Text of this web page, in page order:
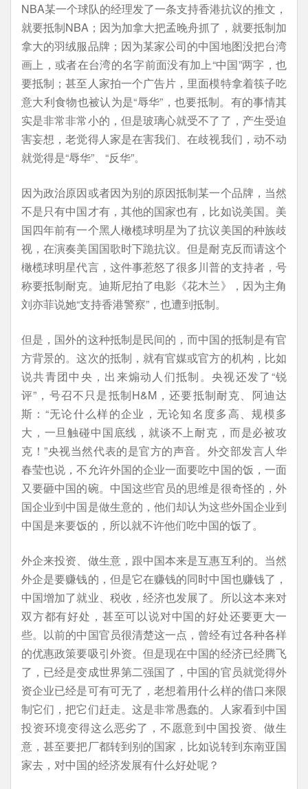
NBA某一个球队的经理发了一条支持香港抗议的推文，
就要抵制NBA；因为加拿大把孟晚舟抓了，就要抵制加
拿大的羽绒服品牌；因为某家公司的中国地图没把台湾
画上，或者在台湾的名字前面没有加上“中国”两字，也
要抵制；甚至人家拍一个广告片，里面模特拿着筷子吃
意大利食物也被认为是“辱华”，也要抵制。有的事情其
实是非常非常小的，但是玻璃心就受不了了，产生受迫
害妄想，老觉得人家是在害我们、在歧视我们，动不动
就觉得是“辱华”、“反华”。
因为政治原因或者因为别的原因抵制某一个品牌，当然
不是只有中国才有，其他的国家也有，比如说美国。美
国四年前有一个黑人橄榄球明星为了抗议美国的种族歧
视，在演奏美国国歌时下跪抗议。但是耐克反而请这个
橄榄球明星代言，这件事惹怒了很多川普的支持者，号
称要抵制耐克。迪斯尼拍了电影《花木兰》，因为主角
刘亦菲说她“支持香港警察”，也遭到抵制。
但是，国外的这种抵制是民间的，而中国的抵制是有官
方背景的。这次的抵制，就有官媒或官方的机构，比如
说共青团中央，出来煽动人们抵制。央视还发了“锐
评”，号召不只是抵制H&M，还要抵制耐克、阿迪达
斯：“无论什么样的企业，无论知名度多高、规模多
大，一旦触碰中国底线，就谈不上耐克，而是必被攻
克！”央视当然代表的是官方的声音。外交部发言人华
春莹也说，不允许外国的企业一面要吃中国的饭，一面
又要砸中国的碗。中国这些官员的思维是很奇怪的，外
国企业到中国是做生意的，他们却认为这些外国企业到
中国是来要饭的，所以就不许他们吃中国的饭了。
外企来投资、做生意，跟中国本来是互惠互利的。当然
外企是要赚钱的，但是它在赚钱的同时中国也赚钱了，
中国增加了就业、税收，经济也发展了。所以这本来对
双方都有好处，甚至可以说对中国的好处还要更大一
些。以前的中国官员很清楚这一点，曾经有过各种各样
的优惠政策要吸引外资。但是现在中国的经济已经腾飞
了，已经是变成世界第二强国了，中国的官员就觉得外
资企业已经是可有可无了，老想着用什么样的借口来限
制它们，把它们赶走。这是非常愚蠢的。人家看到中国
投资环境变得这么恶劣了，不愿意到中国投资、做生
意，甚至要把厂都转到别的国家，比如说转到东南亚国
家去，对中国的经济发展有什么好处呢？